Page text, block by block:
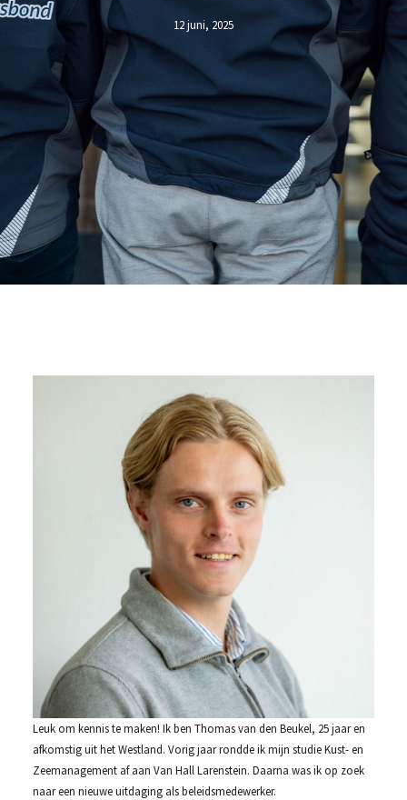
12 juni, 2025
Leuk om kennis te maken! Ik ben Thomas van den Beukel, 25 jaar en
afkomstig uit het Westland. Vorig jaar rondde ik mijn studie Kust- en
Zeemanagement af aan Van Hall Larenstein. Daarna was ik op zoek
naar een nieuwe uitdaging als beleidsmedewerker.